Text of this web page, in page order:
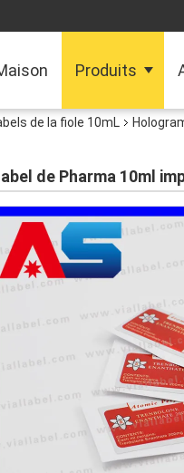
Produits
de la fiole 10mL
de Pharma 10ml